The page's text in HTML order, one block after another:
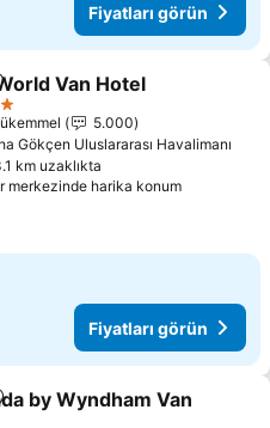
Fiyatları görün
ekle
Van Hotel
5.000
Gökçen Uluslararası Havalimanı
km uzaklıkta
merkezinde harika konum
Fiyatları görün
ekle
by Wyndham Van